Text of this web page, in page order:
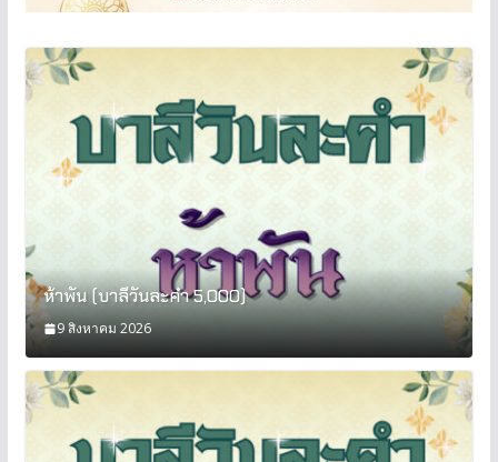
ห้าพัน (บาลีวันละคำ 5,000)
9 สิงหาคม 2026